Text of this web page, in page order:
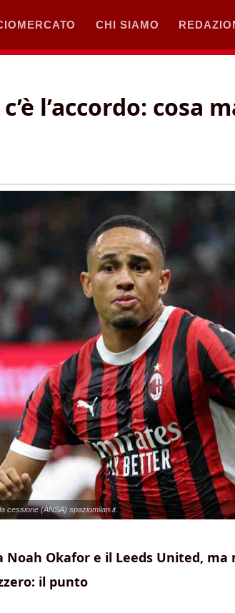
CHI SIAMO
l’accordo: cosa
cessione (ANSA) spaziomilan.it
Noah Okafor e il Leeds United,
il punto